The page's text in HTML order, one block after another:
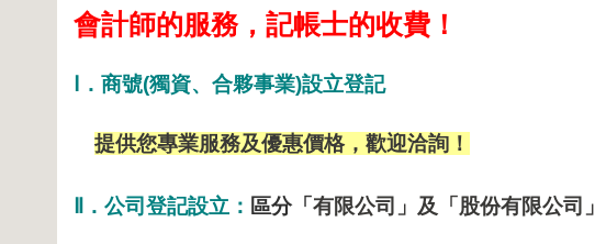
會計師的服務，記帳士的收費！
．商號(獨資、合夥事業)設立登記
提供您專業服務及優惠價格，歡迎洽詢！
．公司登記設立： 區分「 有限公司」及「股份有限公司」